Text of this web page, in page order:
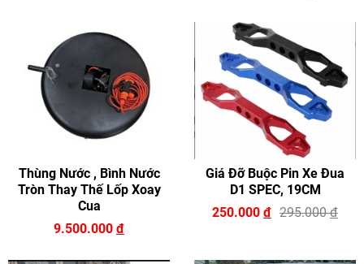
Thùng Nước , Bình Nước
Tròn Thay Thế Lốp Xoay
Cua
9.500.000 đ
Giá Đỡ Buộc Pin Xe Đua
D1 SPEC, 19CM
250.000 đ 295.000đ